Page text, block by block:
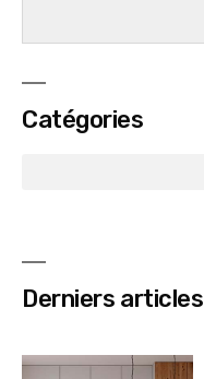
Catégories
Derniers articles